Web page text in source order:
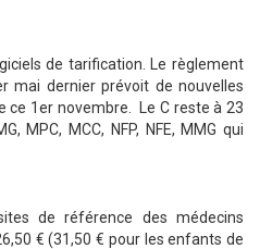
de tarification. Le règlement
mai dernier prévoit de nouvelles
ce 1er novembre. Le C reste à 23
MPC, MCC, NFP, NFE, MMG qui
de référence des médecins
€ (31,50 € pour les enfants de